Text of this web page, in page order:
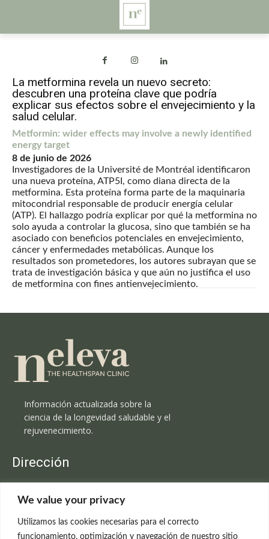
We value your privacy
Utilizamos las cookies necesarias para el correcto
funcionamiento, optimización y navegación de nuestro sitio
La metformina revela un nuevo secreto:
descubren una proteína clave que podría
explicar sus efectos sobre el envejecimiento y la
salud celular.
Metformin: wider effects may involve a newly identified
energy target
8 de junio de 2026
Investigadores de la Université de Montréal identificaron
una nueva proteína, ATP5I, como diana directa de la
metformina. Esta proteína forma parte de la maquinaria
mitocondrial responsable de producir energía celular
(ATP). El hallazgo podría explicar por qué la metformina no
solo ayuda a controlar la glucosa, sino que también se ha
asociado con beneficios potenciales en envejecimiento,
cáncer y enfermedades metabólicas. Aunque los
resultados son prometedores, los autores subrayan que se
trata de investigación básica y que aún no justifica el uso
de metformina con fines antienvejecimiento.
Información actualizada sobre la
ciencia de la longevidad saludable y el
rejuvenecimiento.
Dirección
C/Claudio Coello, 19 - 1º
699 595 619